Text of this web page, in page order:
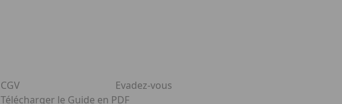
CGV
Evadez-vous
Télécharger le Guide en PDF